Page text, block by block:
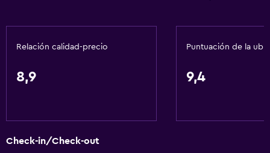
Relación calidad-precio
8,9
Puntuación de la
9,4
Check-in/Check-out